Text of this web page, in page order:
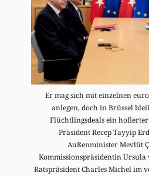
Er mag sich mit einzelnen
anlegen, doch in Brüssel
Flüchtlingsdeals ein
Präsident Recep Tayyip
Außenminister Mevlüt
Kommissionspräsidentin Ursula
Ratspräsident Charles Michel im